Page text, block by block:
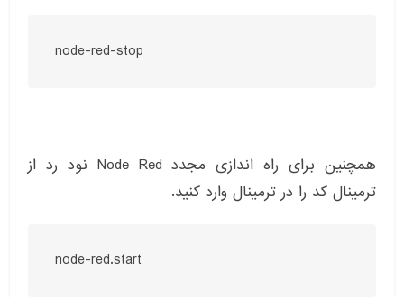
node-red-stop
همچنین برای راه اندازی مجدد Node Red نود رد از
ترمینال کد را در ترمینال وارد کنید.
node-red.start